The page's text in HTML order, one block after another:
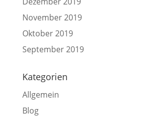
November 2019
Oktober 2019
September 2019
Kategorien
Allgemein
Blog